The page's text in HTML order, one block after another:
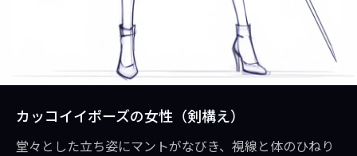
カッコイイポーズの女性（剣構え）
堂々とした立ち姿にマントがなびき、視線と体のひねり